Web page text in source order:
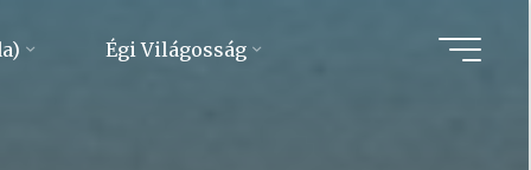
Égi Világosság